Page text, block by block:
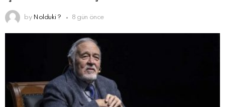
by Nolduki ? 8 gün önce